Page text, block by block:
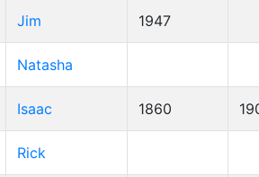
Jim 1947
Natasha
Isaac 1860
Rick